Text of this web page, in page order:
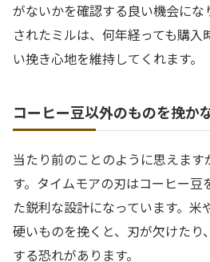
がないかを確認する良い機会に
されたミルは、何年経っても購入
い挽き心地を維持してくれます。
コーヒー豆以外のものを挽か
当たり前のことのように思えま
す。タイムモアの刃はコーヒー
た鋭利な設計になっています。米
硬いものを挽くと、刃が欠けたり
する恐れがあります。